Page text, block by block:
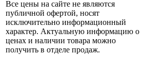
Все цены на сайте не являются
публичной офертой, носят
исключительно информационный
характер. Актуальную информацию о
ценах и наличии товара можно
получить в отделе продаж.